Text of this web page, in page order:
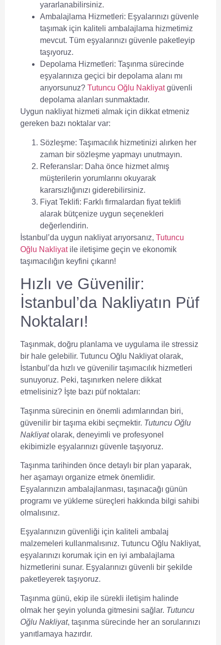
yararlanabilirsiniz.
Ambalajlama Hizmetleri: Eşyalarınızı güvenle
taşımak için kaliteli ambalajlama hizmetimiz
mevcut. Tüm eşyalarınızı güvenle paketleyip
taşıyoruz.
Depolama Hizmetleri: Taşınma sürecinde
eşyalarınıza geçici bir depolama alanı mı
arıyorsunuz? Tutuncu Oğlu Nakliyatgüvenli
depolama alanları sunmaktadır.
Uygun nakliyat hizmeti almak için dikkat etmeniz
gereken bazı noktalar var:
Sözleşme: Taşımacılık hizmetinizi alırken her
zaman bir sözleşme yapmayı unutmayın.
Referanslar: Daha önce hizmet almış
müşterilerin yorumlarını okuyarak
kararsızlığınızı giderebilirsiniz.
Fiyat Teklifi: Farklı firmalardan fiyat teklifi
alarak bütçenize uygun seçenekleri
değerlendirin.
İstanbul’da uygun nakliyat arıyorsanız, Tutuncu
Oğlu Nakliyatile iletişime geçin ve ekonomik
taşımacılığın keyfini çıkarın!
Hızlı ve Güvenilir:
İstanbul’da Nakliyatın Püf
Noktaları!
Taşınmak, doğru planlama ve uygulama ile stressiz
bir hale gelebilir. Tutuncu Oğlu Nakliyatolarak,
İstanbul’da hızlı ve güvenilir taşımacılık hizmetleri
sunuyoruz. Peki, taşınırken nelere dikkat
etmelisiniz? İşte bazı püf noktaları:
Taşınma sürecinin en önemli adımlarından biri,
güvenilir bir taşıma ekibi seçmektir. Tutuncu Oğlu
Nakliyatolarak, deneyimli ve profesyonel
ekibimizle eşyalarınızı güvenle taşıyoruz.
Taşınma tarihinden önce detaylı bir plan yaparak,
her aşamayı organize etmek önemlidir.
Eşyalarınızın ambalajlanması, taşınacağı günün
programı ve yükleme süreçleri hakkında bilgi sahibi
olmalısınız.
Eşyalarınızın güvenliği için kaliteli ambalaj
malzemeleri kullanmalısınız. Tutuncu Oğlu Nakliyat,
eşyalarınızı korumak için en iyi ambalajlama
hizmetlerini sunar. Eşyalarınızı güvenli bir şekilde
paketleyerek taşıyoruz.
Taşınma günü, ekip ile sürekli iletişim halinde
olmak her şeyin yolunda gitmesini sağlar. Tutuncu
Oğlu Nakliyat, taşınma sürecinde her an sorularınızı
yanıtlamaya hazırdır.